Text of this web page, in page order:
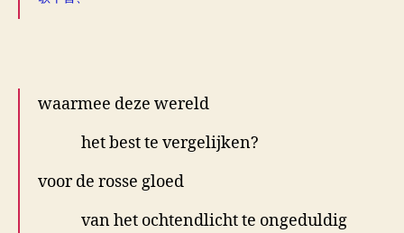
waarmee deze wereld
het best te vergelijken?
voor de rosse gloed
van het ochtendlicht te ongeduldig